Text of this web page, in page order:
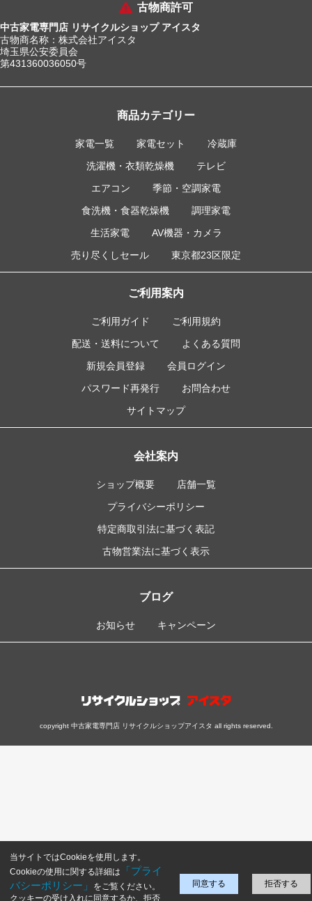
当サイトではCookieを使用します。
Cookieの使用に関する詳細は
「プライ
バシーポリシー」
をご覧ください。
クッキーの受け入れに同意するか、拒否
同意する 拒否する
古物商許可
中古家電専門店 リサイクルショップ アイスタ
古物商名称：株式会社アイスタ
埼玉県公安委員会
第431360036050号
商品カテゴリー
家電一覧 家電セット
冷蔵庫
洗濯機・衣類乾燥機
テレビ
エアコン
季節・空調家電
食洗機・食器乾燥機
調理家電
生活家電
AV機器・カメラ
売り尽くしセール
東京都23区限定
ご利用案内
ご利用ガイド
ご利用規約
配送・送料について
よくある質問
新規会員登録
会員ログイン
パスワード再発行
お問合わせ
サイトマップ
会社案内
ショップ概要
店舗一覧
プライバシーポリシー
特定商取引法に基づく表記
古物営業法に基づく表示
ブログ
お知らせ キャンペーン
copyright 中古家電専門店 リサイクルショップアイスタ all rights reserved.